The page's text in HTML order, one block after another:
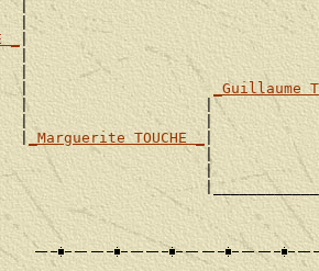
_
|
|
|
_Guillaume
|                    |
|                    |
|
_Marguerite TOUCHE _
|
|